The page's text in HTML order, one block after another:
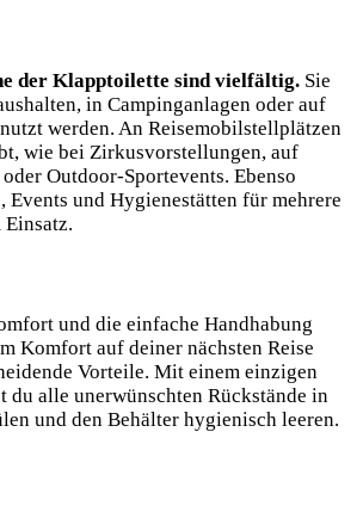
der Klapptoilette sind vielfältig. Sie
in Campinganlagen oder auf
werden. An Reisemobilstellplätzen
wie bei Zirkusvorstellungen, auf
Outdoor-Sportevents. Ebenso
Events und Hygienestätten für mehrere
und die einfache Handhabung
Komfort auf deiner nächsten Reise
Vorteile. Mit einem einzigen
du alle unerwünschten Rückstände in
und den Behälter hygienisch leeren.